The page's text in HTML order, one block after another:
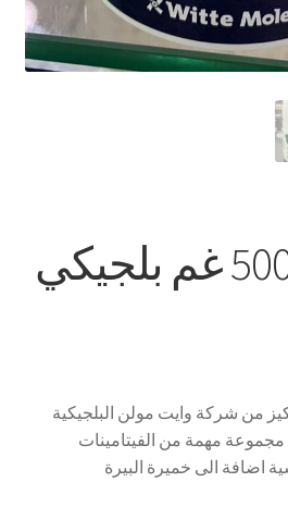
من شركة وايت مولن البلجيكية
مهمة من الفيتامينات
اضافة الى خميرة البيرة